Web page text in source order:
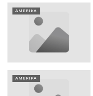
AMERIKA
AMERIKA